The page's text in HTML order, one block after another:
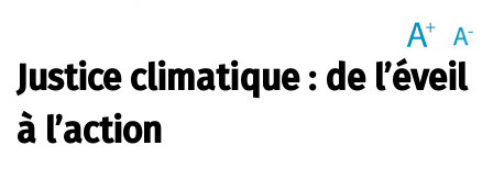
Justice climatique : de l’éveil
à l’action